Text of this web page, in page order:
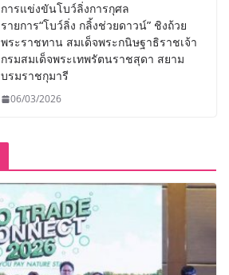
การแข่งขันโบว์ลิ่งการกุศล
รายการ“โบว์ลิ่ง กลิ้งช่วยดาวน์” ชิงถ้วย
พระราชทาน สมเด็จพระกนิษฐาธิราชเจ้า
กรมสมเด็จพระเทพรัตนราชสุดา สยาม
บรมราชกุมารี
06/03/2026